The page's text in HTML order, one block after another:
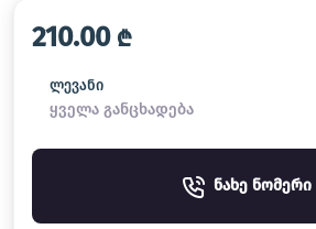
210.00 ₾
ლევანი
ყველა განცხადება
ნახე ნომერი